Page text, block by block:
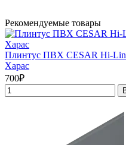
Рекомендуемые товары
Плинтус ПВХ CESAR Hi-
Харас
700₽